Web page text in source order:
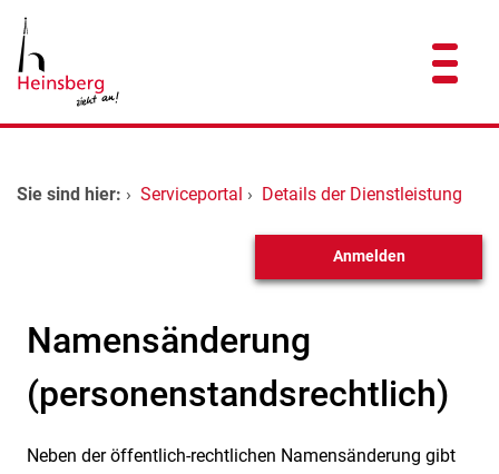
Zum Hauptinhalt springen
Zum Header
Zum Hauptinhalt
Zum Footer
Dienstleistungen A-Z
Sie sind hier: › Serviceportal › Details der Dienstleistung
Anmelden
Namensänderung
(personenstandsrechtlich)
Kurzbeschreibung
Neben der öffentlich-rechtlichen Namensänderung gibt